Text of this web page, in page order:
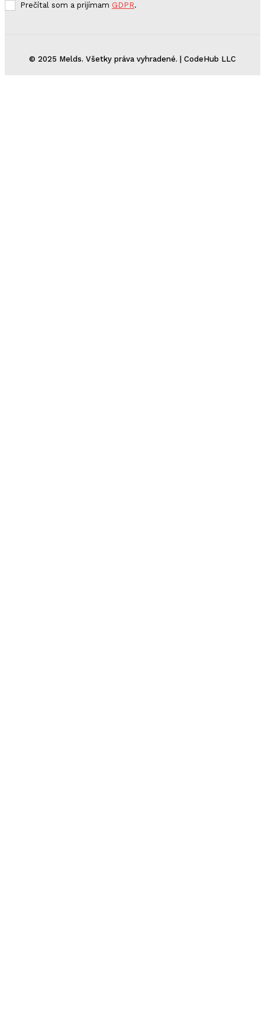
Prečítal som a prijímam GDPR.
© 2025 Melds. Všetky práva vyhradené. | CodeHub LLC